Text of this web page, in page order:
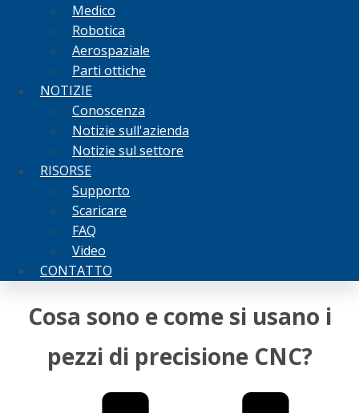
Medico
Robotica
Aerospaziale
Parti ottiche
NOTIZIE
Conoscenza
Notizie sull'azienda
Notizie sul settore
RISORSE
Supporto
Scaricare
FAQ
Video
CONTATTO
Cosa sono e come si usano i
pezzi di precisione CNC?